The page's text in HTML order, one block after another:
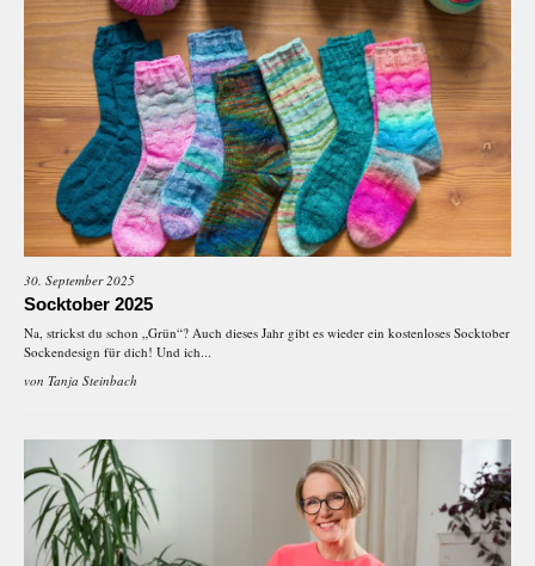
30. September 2025
Socktober 2025
Na, strickst du schon „Grün“? Auch dieses Jahr gibt es wieder ein kostenloses Socktober
Sockendesign für dich! Und ich...
von Tanja Steinbach